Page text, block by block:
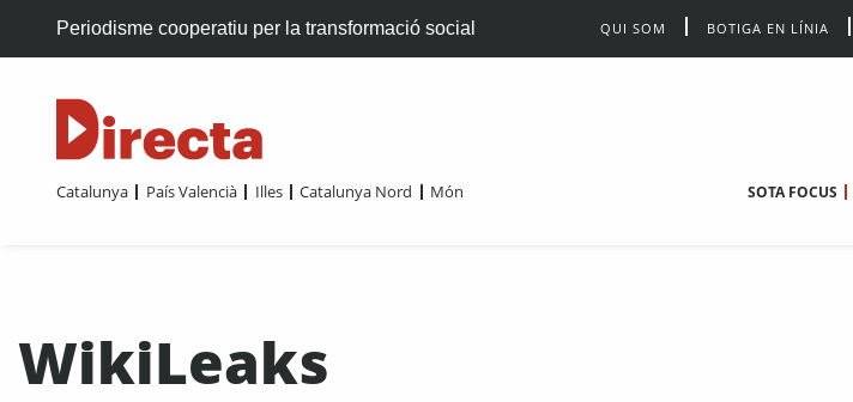
Periodisme cooperatiu per la transformació social QUI SOM BOTIGA EN LÍNIA
Catalunya País Valencià Illes Catalunya Nord Món SOTA FOCUS
WikiLeaks